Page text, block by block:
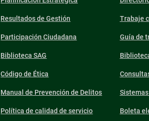
Resultados de Gestión
Participación Ciudadana
Biblioteca SAG
Código de Ética
Manual de Prevención de Delitos
Política de calidad de servicio
Trabaje
Guía de
Boleta